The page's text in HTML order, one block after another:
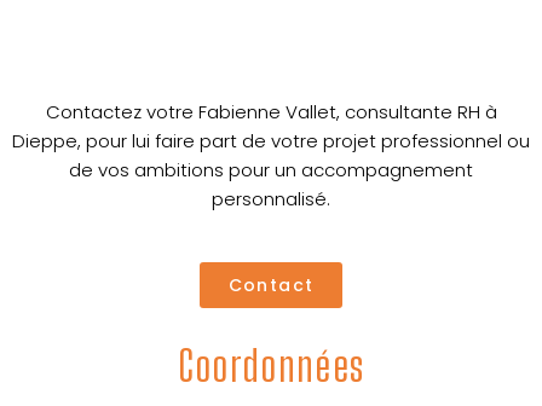
Contactez votre Fabienne Vallet, consultante RH à
Dieppe, pour lui faire part de votre projet professionnel ou
de vos ambitions pour un accompagnement
personnalisé.
Contact
Coordonnées